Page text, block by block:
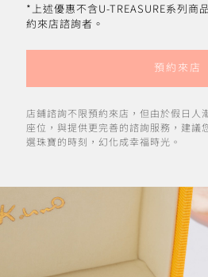
*上述優惠不含U-TREASURE系列商
約來店諮詢者。
預約來店
店鋪諮詢不限預約來店，但由於假日人
座位，與提供更完善的諮詢服務，建議
選珠寶的時刻，幻化成幸福時光。